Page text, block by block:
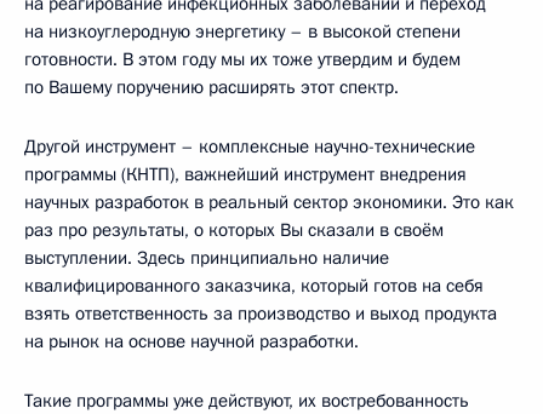
на низкоуглеродную энергетику – в высокой степени
готовности. В этом году мы их тоже утвердим и будем
по Вашему поручению расширять этот спектр.
Другой инструмент – комплексные научно-технические
программы (КНТП), важнейший инструмент внедрения
научных разработок в реальный сектор экономики. Это как
раз про результаты, о которых Вы сказали в своём
выступлении. Здесь принципиально наличие
квалифицированного заказчика, который готов на себя
взять ответственность за производство и выход продукта
на рынок на основе научной разработки.
Такие программы уже действуют, их востребованность